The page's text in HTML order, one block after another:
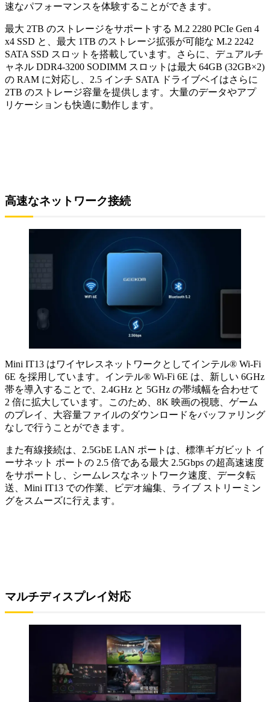
速なパフォーマンスを体験することができます。
最大 2TB のストレージをサポートする M.2 2280 PCIe Gen 4
x4 SSD と、最大 1TB のストレージ拡張が可能な M.2 2242
SATA SSD スロットを搭載しています。さらに、デュアルチ
ャネル DDR4-3200 SODIMM スロットは最大 64GB (32GB×2)
の RAM に対応し、2.5 インチ SATA ドライブベイはさらに
2TB のストレージ容量を提供します。大量のデータやアプ
リケーションも快適に動作します。
高速なネットワーク接続
Mini IT13 はワイヤレスネットワークとしてインテル® Wi-Fi
6E を採用しています。インテル® Wi-Fi 6E は、新しい 6GHz
帯を導入することで、2.4GHz と 5GHz の帯域幅を合わせて
2 倍に拡大しています。このため、8K 映画の視聴、ゲーム
のプレイ、大容量ファイルのダウンロードをバッファリング
なしで行うことができます。
また有線接続は、2.5GbE LAN ポートは、標準ギガビット イ
ーサネット ポートの 2.5 倍である最大 2.5Gbps の超高速速度
をサポートし、シームレスなネットワーク速度、データ転
送、Mini IT13 での作業、ビデオ編集、ライブ ストリーミン
グをスムーズに行えます。
マルチディスプレイ対応